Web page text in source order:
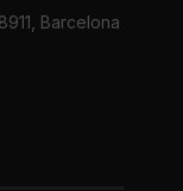
Barcelona